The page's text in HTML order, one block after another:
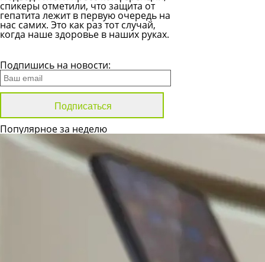
спикеры отметили, что защита от
гепатита лежит в первую очередь на
нас самих. Это как раз тот случай,
когда наше здоровье в наших руках.
Подпишись на новости:
Популярное за неделю